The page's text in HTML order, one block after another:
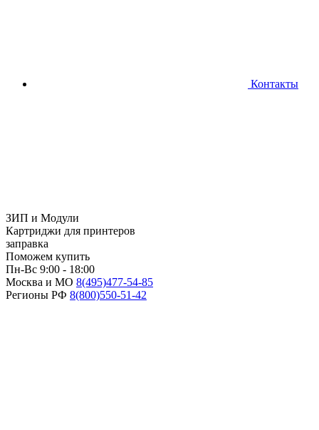
Контакты
ЗИП и Модули
Картриджи для принтеров
заправка
Поможем купить
Пн-Вс 9:00 - 18:00
Москва и МО 8(495)477-54-85
Регионы РФ 8(800)550-51-42